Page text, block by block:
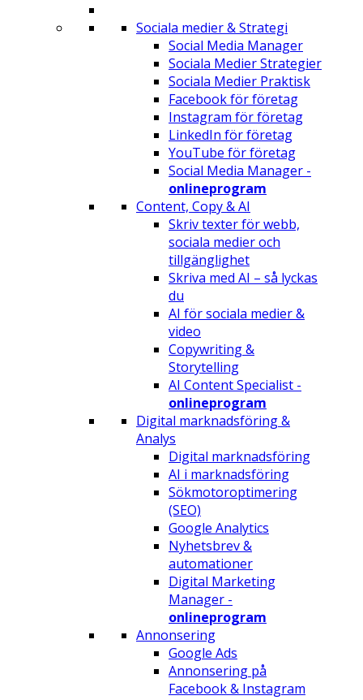
Sociala medier & Strategi
Social Media Manager
Sociala Medier Strategier
Sociala Medier Praktisk
Facebook för företag
Instagram för företag
LinkedIn för företag
YouTube för företag
Social Media Manager -
onlineprogram
Content, Copy & AI
Skriv texter för webb,
sociala medier och
tillgänglighet
Skriva med AI – så lyckas
du
AI för sociala medier &
video
Copywriting &
Storytelling
AI Content Specialist -
onlineprogram
Digital marknadsföring &
Analys
Digital marknadsföring
AI i marknadsföring
Sökmotoroptimering
(SEO)
Google Analytics
Nyhetsbrev &
automationer
Digital Marketing
Manager -
onlineprogram
Annonsering
Google Ads
Annonsering på
Facebook & Instagram